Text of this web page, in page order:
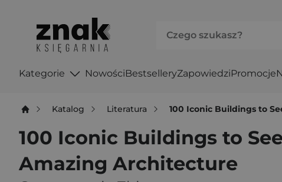
Kategorie NowościBestselleryZapowiedziPromocje
Katalog Literatura 100 Iconic Buildings to
100 Iconic Buildings to
Amazing Architecture